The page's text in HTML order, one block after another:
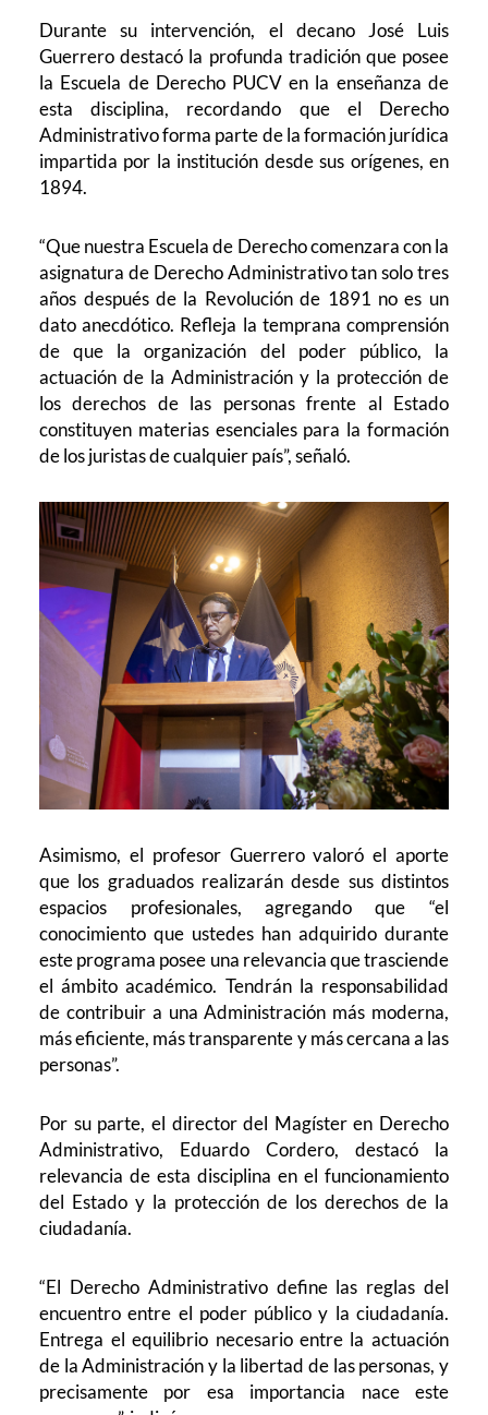
Durante su intervención, el decano José Luis
Guerrero destacó la profunda tradición que posee
la Escuela de Derecho PUCV en la enseñanza de
esta disciplina, recordando que el Derecho
Administrativo forma parte de la formación jurídica
impartida por la institución desde sus orígenes, en
1894.
“Que nuestra Escuela de Derecho comenzara con la
asignatura de Derecho Administrativo tan solo tres
años después de la Revolución de 1891 no es un
dato anecdótico. Refleja la temprana comprensión
de que la organización del poder público, la
actuación de la Administración y la protección de
los derechos de las personas frente al Estado
constituyen materias esenciales para la formación
de los juristas de cualquier país”, señaló.
Asimismo, el profesor Guerrero valoró el aporte
que los graduados realizarán desde sus distintos
espacios profesionales, agregando que “el
conocimiento que ustedes han adquirido durante
este programa posee una relevancia que trasciende
el ámbito académico. Tendrán la responsabilidad
de contribuir a una Administración más moderna,
más eficiente, más transparente y más cercana a las
personas”.
Por su parte, el director del Magíster en Derecho
Administrativo, Eduardo Cordero, destacó la
relevancia de esta disciplina en el funcionamiento
del Estado y la protección de los derechos de la
ciudadanía.
“El Derecho Administrativo define las reglas del
encuentro entre el poder público y la ciudadanía.
Entrega el equilibrio necesario entre la actuación
de la Administración y la libertad de las personas, y
precisamente por esa importancia nace este